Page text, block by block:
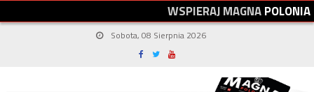
WSPIERAJMAGNAPOLONIA
Sobota, 08 Sierpnia 2026